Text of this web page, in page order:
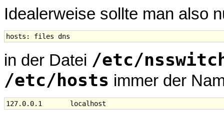
Idealerweise sollte man also
in der Datei /etc/
/etc/hosts immer der